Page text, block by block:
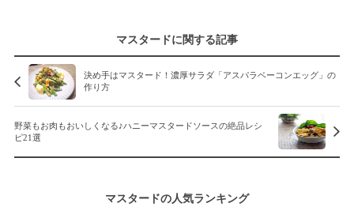
マスタードに関する記事
決め手はマスタード！濃厚サラダ「アスパラベーコンエッグ」の
作り方
野菜もお肉もおいしくなる♪ハニーマスタードソースの絶品レシ
ピ21選
マスタードの人気ランキング